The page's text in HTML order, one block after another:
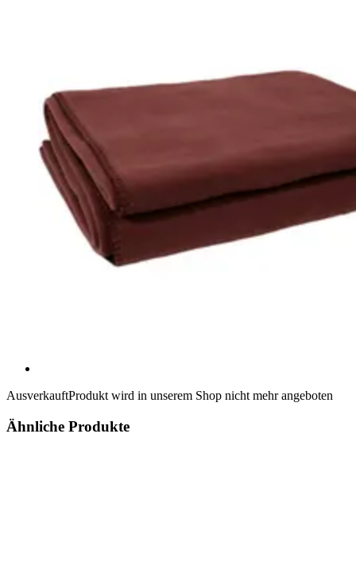
AusverkauftProdukt wird in unserem Shop nicht mehr angeboten
Ähnliche Produkte